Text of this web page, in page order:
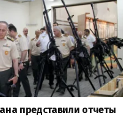
представили отчеты